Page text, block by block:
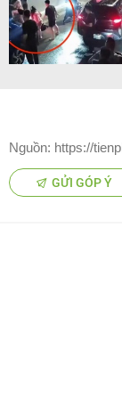
Nguồn: https://
GỬI GÓP Ý